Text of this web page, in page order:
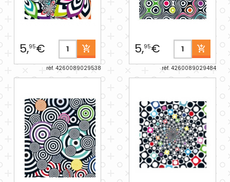
5,95€
réf. 4260089029538
5,95€
réf. 4260089029484